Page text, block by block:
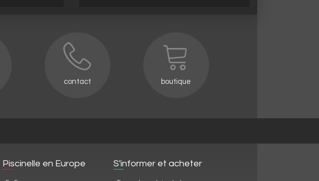
contact boutique
Piscinelle en Europe S'informer et acheter